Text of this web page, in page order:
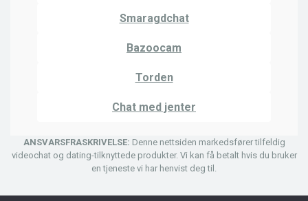
Smaragdchat
Bazoocam
Torden
Chat med jenter
ANSVARSFRASKRIVELSE: Denne nettsiden markedsfører tilfeldig
videochat og dating-tilknyttede produkter. Vi kan få betalt hvis du bruker
en tjeneste vi har henvist deg til.